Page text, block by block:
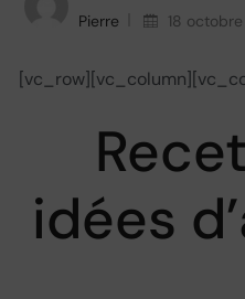
Pierre 18 octobre
idées